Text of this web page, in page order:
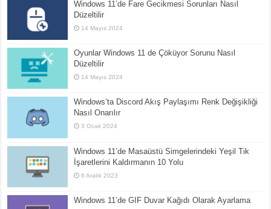
Windows 11’de Fare Gecikmesi Sorunları Nasıl
Düzeltilir
14 Mayıs 2024
Oyunlar Windows 11 de Çöküyor Sorunu Nasıl
Düzeltilir
14 Mayıs 2024
Windows’ta Discord Akış Paylaşımı Renk Değişikliği
Nasıl Onarılır
3 Ocak 2024
Windows 11’de Masaüstü Simgelerindeki Yeşil Tik
İşaretlerini Kaldırmanın 10 Yolu
6 Aralık 2023
Windows 11’de GIF Duvar Kağıdı Olarak Ayarlama